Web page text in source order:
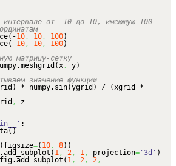
интервале от -10 до 10, имеющую 100
( -10, 10, 100)
( -10, 10, 100)
матрицу-сетку
meshgrid (x, y)
значение функции
) * numpy. sin(ygrid ) / (xgrid *
, z
:
( )
( figsize=( 10, 8) )
add_subplot ( 1, 2, 1, projection= '3d' )
fig.add_subplot ( 1, 2, 2,